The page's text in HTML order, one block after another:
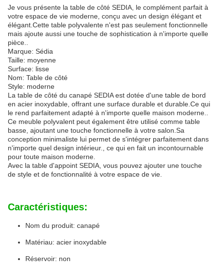
Je vous présente la table de côté SEDIA, le complément parfait à
votre espace de vie moderne, conçu avec un design élégant et
élégant.Cette table polyvalente n'est pas seulement fonctionnelle
mais ajoute aussi une touche de sophistication à n'importe quelle
pièce..
Marque: Sédia
Taille: moyenne
Surface: lisse
Nom: Table de côté
Style: moderne
La table de côté du canapé SEDIA est dotée d'une table de bord
en acier inoxydable, offrant une surface durable et durable.Ce qui
le rend parfaitement adapté à n'importe quelle maison moderne..
Ce meuble polyvalent peut également être utilisé comme table
basse, ajoutant une touche fonctionnelle à votre salon.Sa
conception minimaliste lui permet de s'intégrer parfaitement dans
n'importe quel design intérieur., ce qui en fait un incontournable
pour toute maison moderne.
Avec la table d'appoint SEDIA, vous pouvez ajouter une touche
de style et de fonctionnalité à votre espace de vie.
Caractéristiques:
Nom du produit: canapé
Matériau: acier inoxydable
Réservoir: non